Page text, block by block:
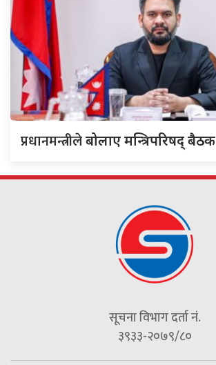
प्रधानमन्त्रीलेबोलाए मन्त्रिपरिषद् बैठक
सूचना विभाग दर्ता नं.
३९३३-२०७९/८०